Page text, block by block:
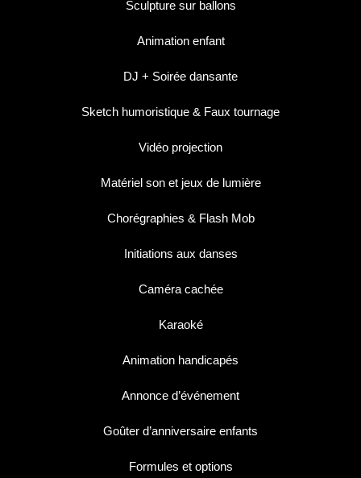
Sculpture sur ballons
Animation enfant
DJ + Soirée dansante
Sketch humoristique & Faux tournage
Vidéo projection
Matériel son et jeux de lumière
Chorégraphies & Flash Mob
Initiations aux danses
Caméra cachée
Karaoké
Animation handicapés
Annonce d’événement
Goûter d’anniversaire enfants
Formules et options